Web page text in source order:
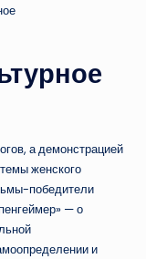
а демонстрацией
женского
победители
— о
и